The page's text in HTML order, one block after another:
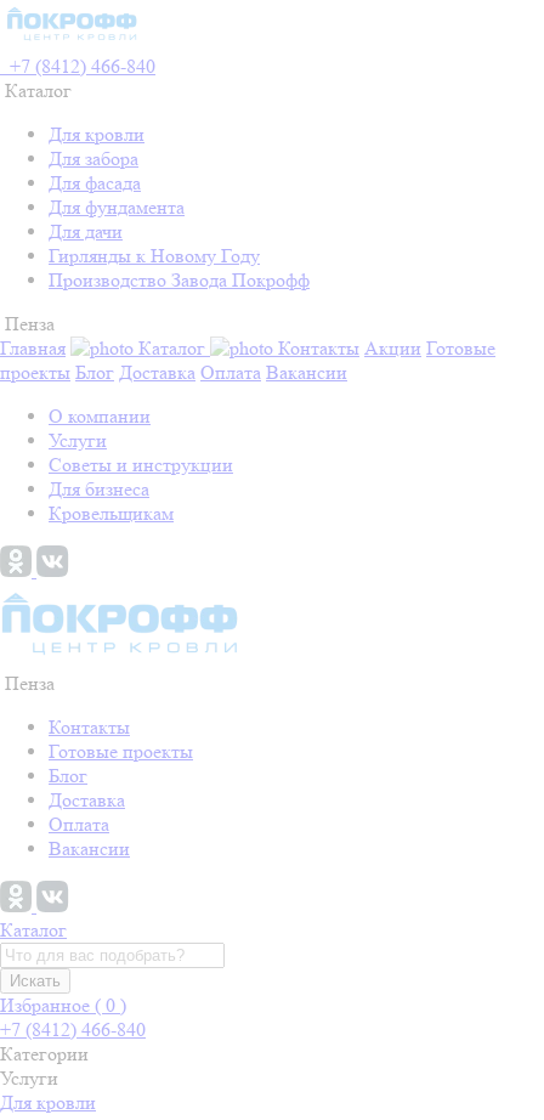
+7 (8412) 466-840
Каталог
Для кровли
Для забора
Для фасада
Для фундамента
Для дачи
Гирлянды к Новому Году
Производство Завода Покрофф
Пенза
Главная
Каталог Контакты Акции Готовые
проекты Блог Доставка Оплата Вакансии
О компании
Услуги
Советы и инструкции
Для бизнеса
Кровельщикам
Пенза
Контакты
Готовые проекты
Блог
Доставка
Оплата
Вакансии
Каталог
Искать
Избранное ( 0 )
+7 (8412) 466-840
Категории
Услуги
Для кровли